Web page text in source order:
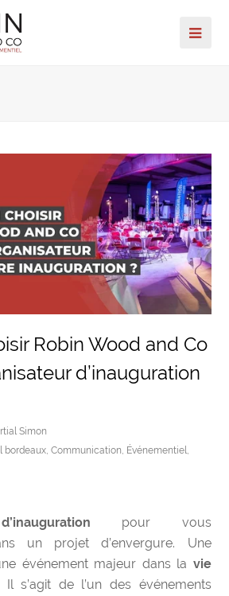
Robin Wood and Co
d’inauguration
Simon
bordeaux ,Communication Événementiel
pour vous
un projet d’envergure. Une
événement majeur dans la vie
Il s’agit de l’un des événements